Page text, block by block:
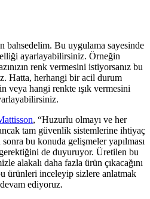
bahsedelim. Bu uygulama sayesinde
ayarlayabilirsiniz. Örneğin
renk vermesini istiyorsanız bu
Hatta, herhangi bir acil durum
veya hangi renkte ışık vermesini
, “Huzurlu olmayı ve her
tam güvenlik sistemlerine ihtiyaç
bu konuda gelişmeler yapılması
de duyuruyor. Üretilen bu
alakalı daha fazla ürün çıkacağını
ürünleri inceleyip sizlere anlatmak
ediyoruz.